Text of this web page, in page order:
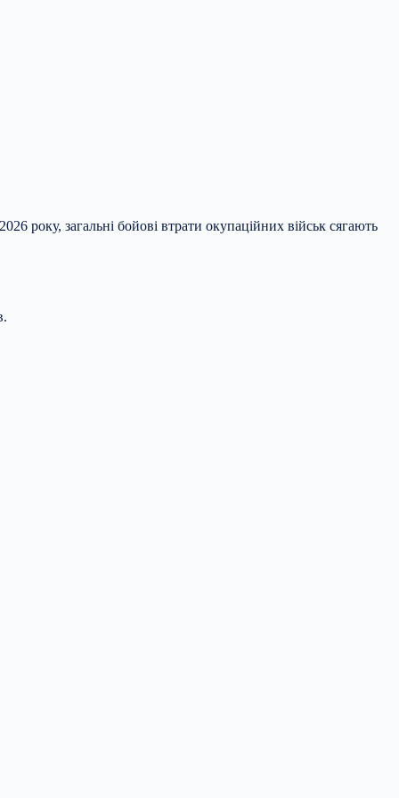
року, загальні бойові втрати окупаційних військ сягають